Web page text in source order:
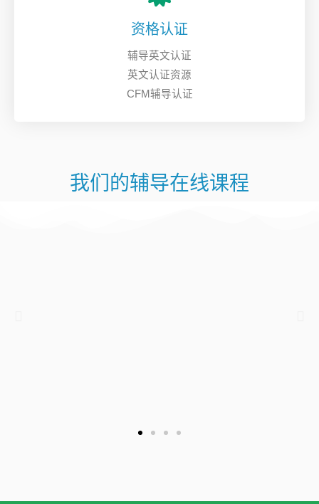
资格认证
辅导英文认证
英文认证资源
CFM辅导认证
我们的辅导在线课程